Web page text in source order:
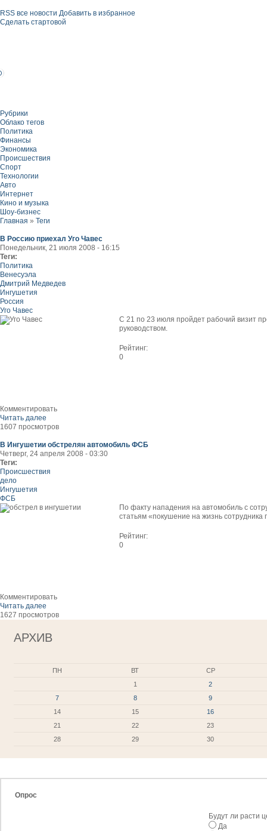
RSS все новости Добавить в избранное
Сделать стартовой
Рубрики
Облако тегов
Политика
Финансы
Экономика
Происшествия
Спорт
Технологии
Авто
Интернет
Кино и музыка
Шоу-бизнес
Главная » Теги
В Россию приехал Уго Чавес
Понедельник, 21 июля 2008 - 16:15
Теги:
Политика
Венесуэла
Дмитрий Медведев
Ингушетия
Россия
Уго Чавес
С 21 по 23 июля пройдет рабочий визит
руководством.
Рейтинг:
0
Комментировать
Читать далее
1607 просмотров
В Ингушетии обстрелян автомобиль ФСБ
Четверг, 24 апреля 2008 - 03:30
Теги:
Происшествия
дело
Ингушетия
ФСБ
По факту нападения на автомобиль с
статьям «покушение на жизнь
Рейтинг:
0
Комментировать
Читать далее
1627 просмотров
АРХИВ
ПН ВТ
СР
1
2
7
8
9
14
15
16
21
22
23
28
29 30
Опрос
Будут ли расти
Да